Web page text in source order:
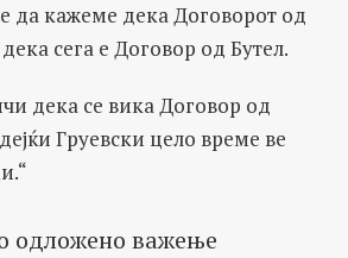
да кажеме дека Договорот од
сега е Договор од Бутел.
дека се вика Договор од
Груевски цело време ве
одложено важење